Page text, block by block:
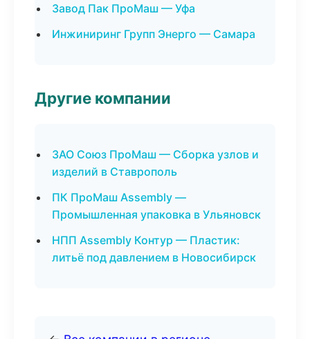
Завод Пак ПроМаш — Уфа
Инжиниринг Групп Энерго — Самара
Другие компании
ЗАО Союз ПроМаш — Сборка узлов и
изделий в Ставрополь
ПК ПроМаш Assembly —
Промышленная упаковка в Ульяновск
НПП Assembly Контур — Пластик:
литьё под давлением в Новосибирск